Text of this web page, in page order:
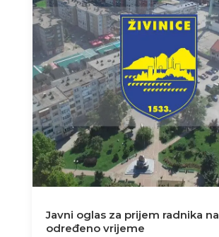
Javni oglas za prijem radnika na
određeno vrijeme